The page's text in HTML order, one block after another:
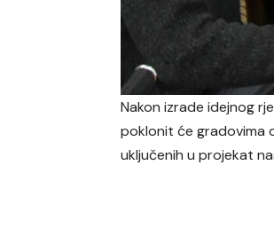
Nakon izrade idejnog
poklonit će gradovima
uključenih u projekat